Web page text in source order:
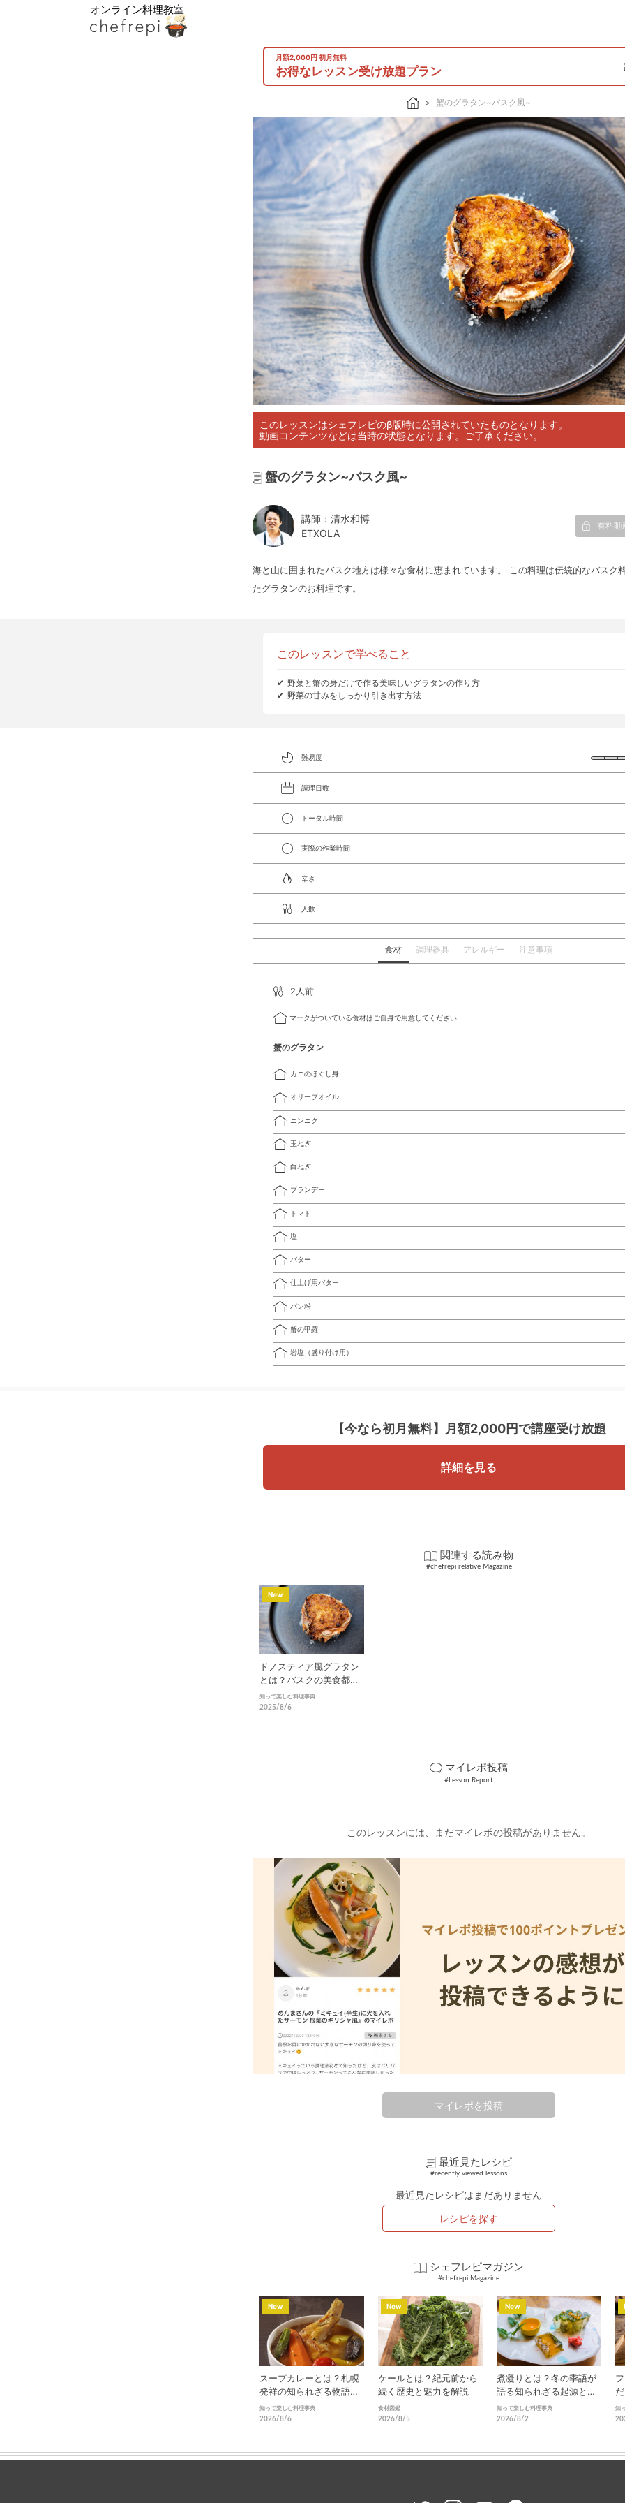
オンライン料理教室
月額2,000円 初月無料
お得なレッスン受け放題プラン
蟹のグラタン~バスク風~
このレッスンはシェフレピのβ版時に公開されていたものとなります。
動画コンテンツなどは当時の状態となります。ご了承ください。
蟹のグラタン~バスク風~
講師：清水和博
ETXOLA
有料動
海と山に囲まれたバスク地方は様々な食材に恵まれています。 この料理は伝統的なバスク
たグラタンのお料理です。
このレッスンで学べること
野菜と蟹の身だけで作る美味しいグラタンの作り方
野菜の甘みをしっかり引き出す方法
難易度
調理日数
トータル時間
実際の作業時間
辛さ
人数
食材 調理器具 アレルギー 注意事項
2人前
マークがついている食材はご自身で用意してください
蟹のグラタン
カニのほぐし身
オリーブオイル
ニンニク
玉ねぎ
白ねぎ
ブランデー
トマト
塩
バター
仕上げ用バター
パン粉
蟹の甲羅
岩塩（盛り付け用）
【今なら初月無料】 月額2,000円で講座受け放題
詳細を見る
関連する読み物
#chefrepi relative Magazine
ドノスティア風グラタン
とは？バスクの美食都市
が生んだカニの絶品料理
知って楽しむ料理事典
2025/8/6
New
マイレポ投稿
#Lesson Report
このレッスンには、まだマイレポの投稿がありません。
マイレポを投稿
最近見たレシピ
#recently viewed lessons
最近見たレシピはまだありません
レシピを探す
シェフレピマガジン
#chefrepi Magazine
スープカレーとは？札幌
発祥の知られざる物語と
進化
知って楽しむ料理事典
2026/8/6
New
ケールとは？紀元前から
続く歴史と魅力を解説
食材図鑑
2026/8/5
New
煮凝りとは？冬の季語が
語る知られざる起源と進
化
知って楽しむ料理事典
2026/8/2
New
知